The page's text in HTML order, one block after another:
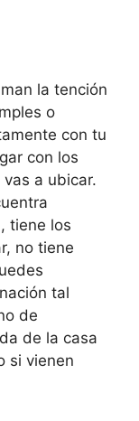
la tención
o
con tu
con los
a ubicar.
tiene los
no tiene
tal
de
de la casa
si vienen